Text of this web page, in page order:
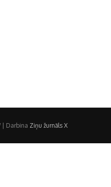
| Darbina Ziņu žurnāls X